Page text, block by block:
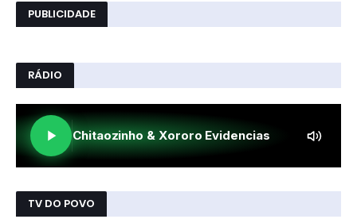
PUBLICIDADE
RÁDIO
TV DO POVO